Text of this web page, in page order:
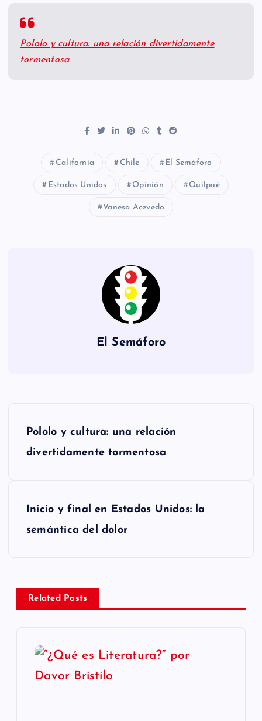
Pololo y cultura: una relación divertidamente
tormentosa
California Chile El Semáforo
Estados Unidos Opinión Quilpué
Vanesa Acevedo
El Semáforo
c
Pololo y cultura: una relación
divertidamente tormentosa
Inicio y final en Estados Unidos: la
semántica del dolor
Related Posts